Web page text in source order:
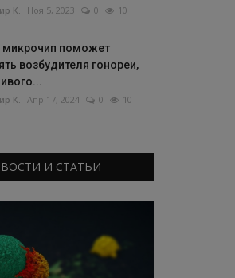
К. Ноя 5, 2023 0 10
микрочип поможет
возбудителя гонореи,
К. Апр 17, 2024 0 10
И СТАТЬИ